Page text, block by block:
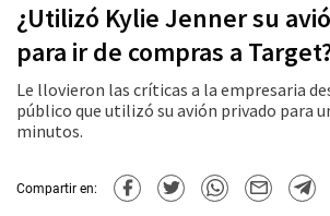
¿Utilizó Kylie Jenner su
para ir de compras a
Le llovieron las críticas a la empresaria
público que utilizó su avión privado para
minutos.
Compartir en: